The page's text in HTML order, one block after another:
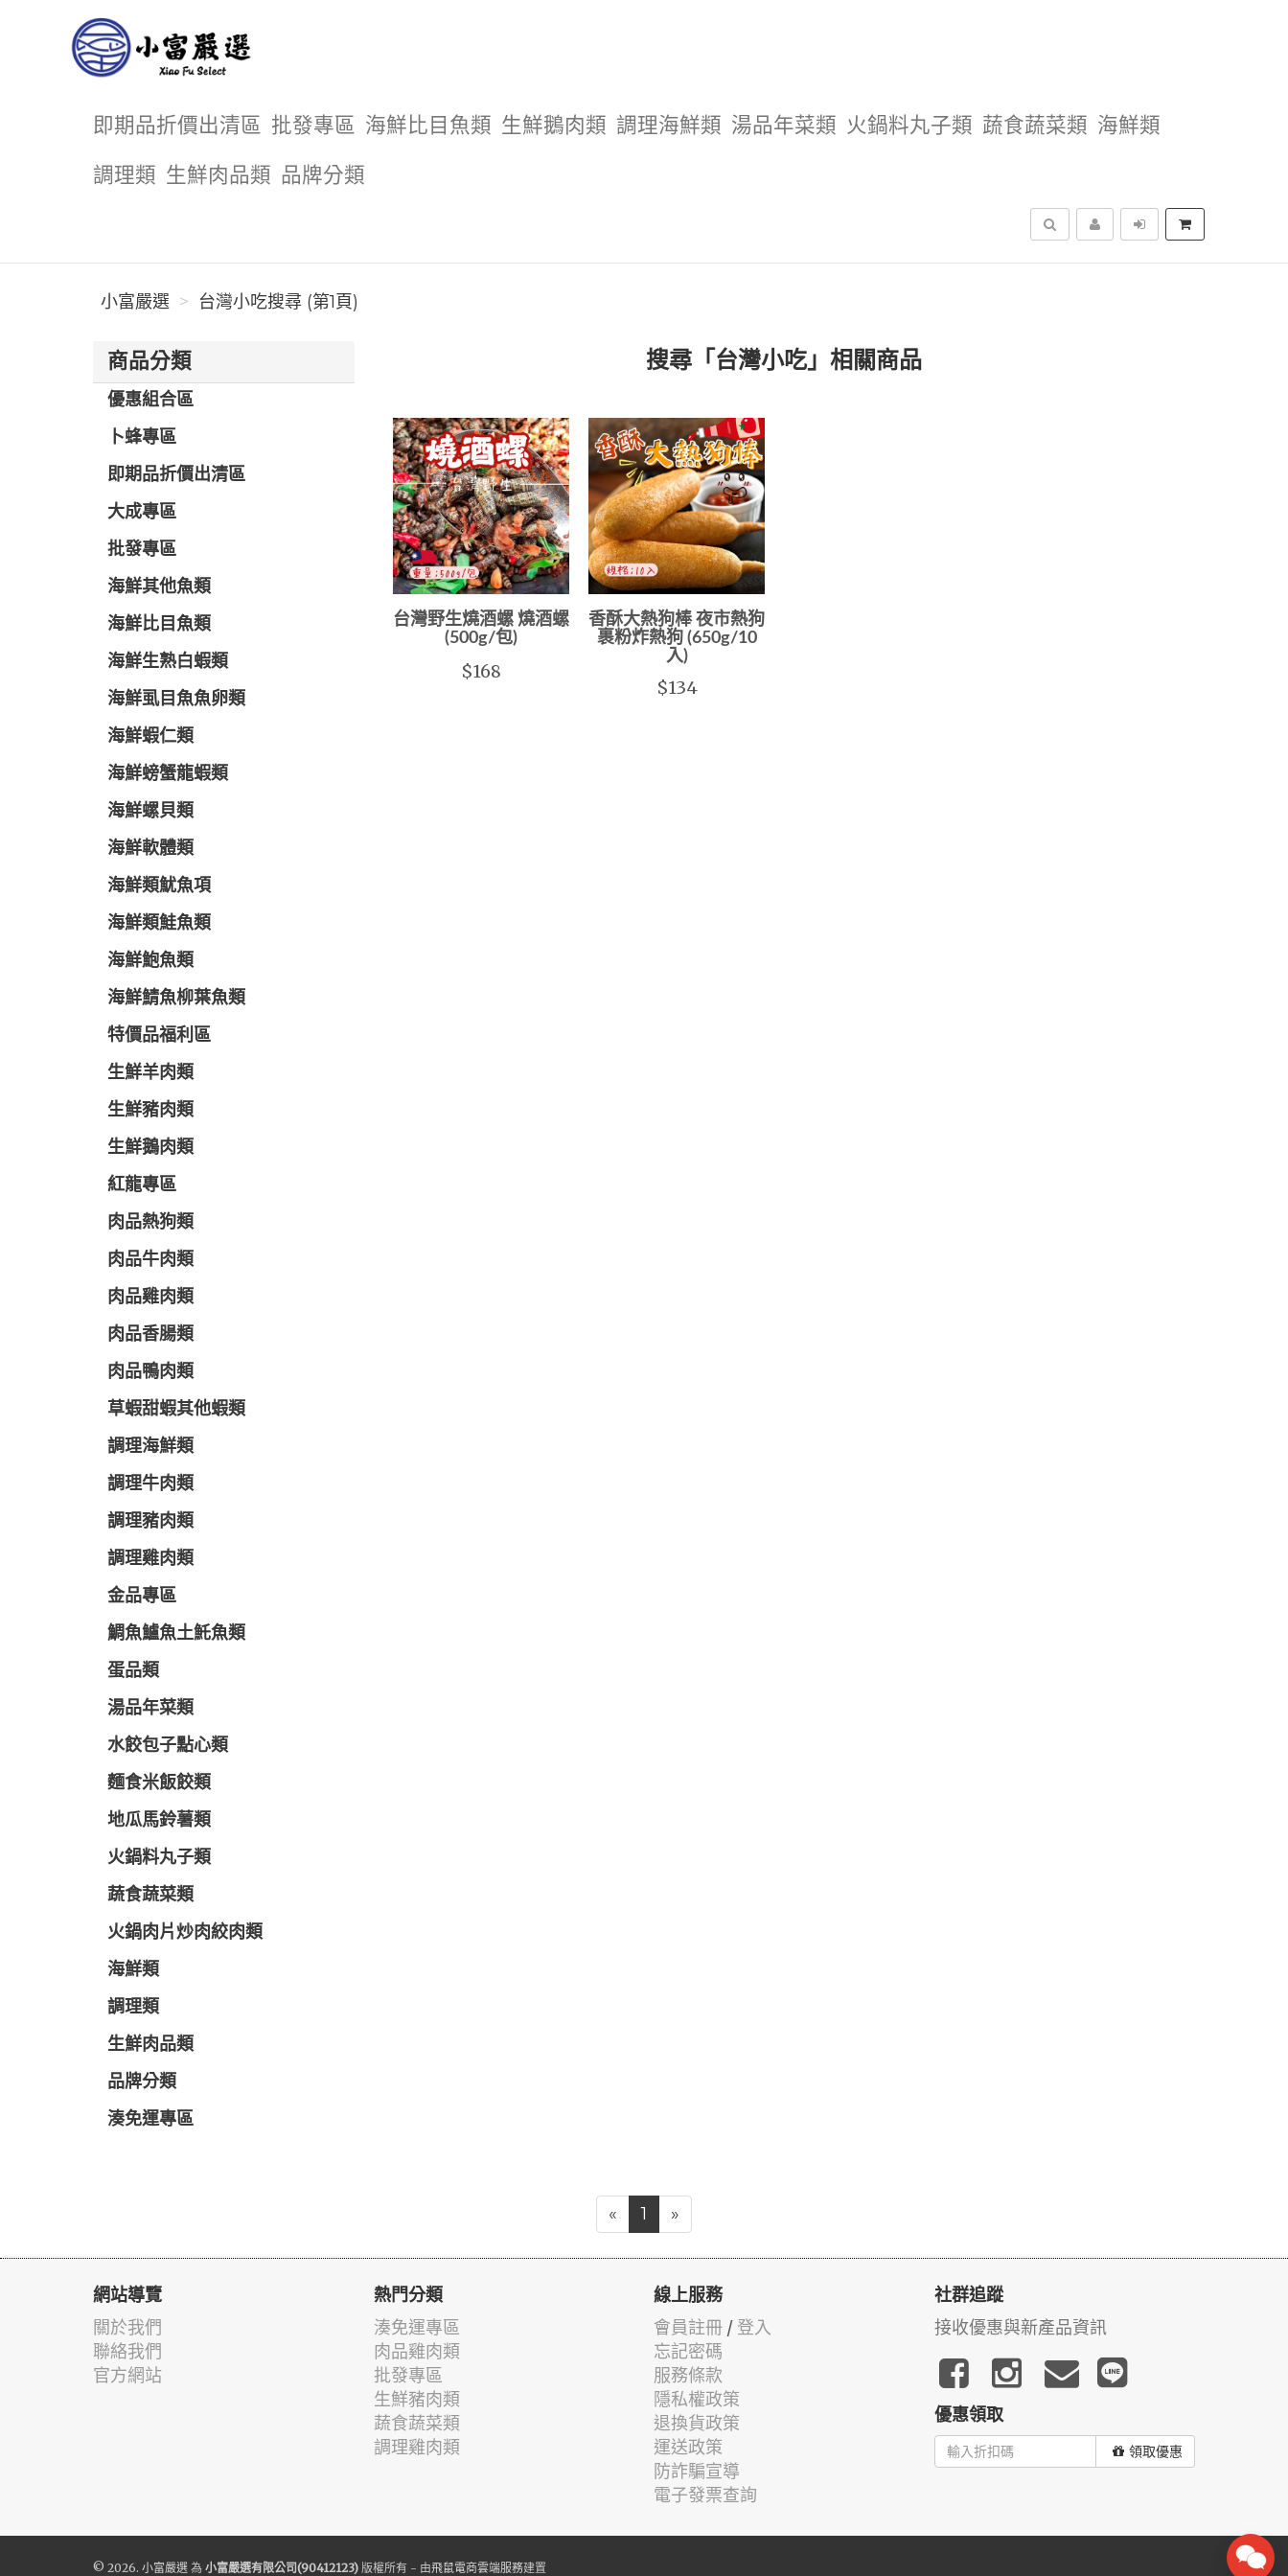
即期品折價出清區 批發專區 海鮮比目魚類 生鮮鵝肉類 調理海鮮類 湯品年菜類 火鍋料丸子類 蔬食蔬菜類 海鮮類
調理類 生鮮肉品類 品牌分類
搜尋
小富嚴選 台灣小吃搜尋 (第1頁)
商品分類
優惠組合區
卜蜂專區
即期品折價出清區
大成專區
批發專區
海鮮其他魚類
海鮮比目魚類
海鮮生熟白蝦類
海鮮虱目魚魚卵類
海鮮蝦仁類
海鮮螃蟹龍蝦類
海鮮螺貝類
海鮮軟體類
海鮮類魷魚項
海鮮類鮭魚類
海鮮鮑魚類
海鮮鯖魚柳葉魚類
特價品福利區
生鮮羊肉類
生鮮豬肉類
生鮮鵝肉類
紅龍專區
肉品熱狗類
肉品牛肉類
肉品雞肉類
肉品香腸類
肉品鴨肉類
草蝦甜蝦其他蝦類
調理海鮮類
調理牛肉類
調理豬肉類
調理雞肉類
金品專區
鯛魚鱸魚土魠魚類
蛋品類
湯品年菜類
水餃包子點心類
麵食米飯餃類
地瓜馬鈴薯類
火鍋料丸子類
蔬食蔬菜類
火鍋肉片炒肉絞肉類
海鮮類
調理類
生鮮肉品類
品牌分類
湊免運專區
搜尋「台灣小吃」相關商品
台灣野生燒酒螺 燒酒螺
(500g/包)
$168
香酥大熱狗棒 夜市熱狗
裹粉炸熱狗 (650g/10
入)
$134
« 1 »
網站導覽
關於我們
聯絡我們
官方網站
熱門分類
湊免運專區
肉品雞肉類
批發專區
生鮮豬肉類
蔬食蔬菜類
調理雞肉類
線上服務
會員註冊 / 登入
忘記密碼
服務條款
隱私權政策
退換貨政策
運送政策
防詐騙宣導
電子發票查詢
社群追蹤
接收優惠與新產品資訊
優惠領取
領取優惠
© 2026. 小富嚴選 為 小富嚴選有限公司(90412123) 版權所有 - 由飛鼠電商雲端服務建置